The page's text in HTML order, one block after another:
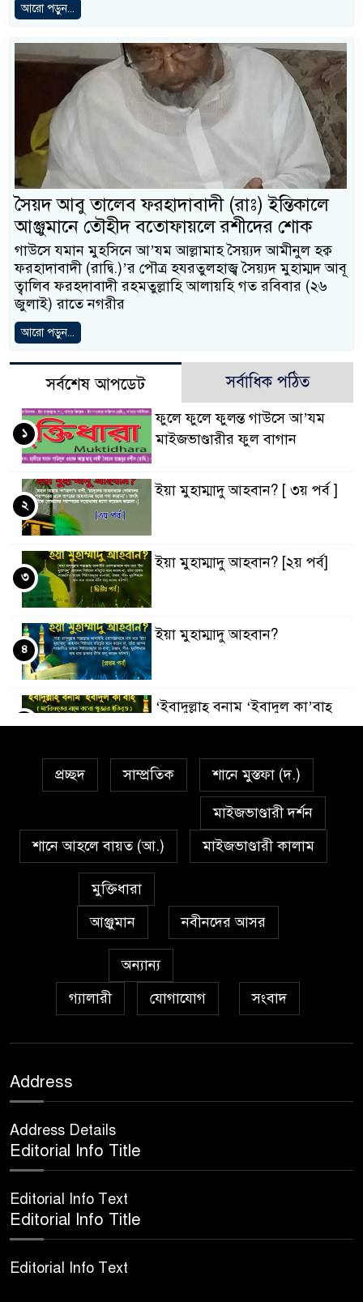
আরো পড়ুন...
সৈয়দ আবু তালেব ফরহাদাবাদী (রাঃ) ইন্তিকালে
আঞ্জুমানে তৌহীদ বতোফায়লে রশীদের শোক
গাউসে যমান মুহসিনে আ’যম আল্লামাহ সৈয়্যদ আমীনুল হক্ব
ফরহাদাবাদী (রাদ্বি.)’র পৌত্র হযরতুলহাজ্ব সৈয়্যদ মুহাম্মদ আবূ
ত্বালিব ফরহদাবাদী রহমতুল্লাহি আলায়হি গত রবিবার (২৬
‍জুলাই) রাতে নগরীর
আরো পড়ুন...
সর্বশেষ আপডেট সর্বাধিক পঠিত
ফুলে ফুলে ফুলন্ত গাউসে আ’যম
মাইজভাণ্ডারীর ফুল বাগান
১
ইয়া মুহাম্মাদু আহবান? [ ৩য় পর্ব ]
২
ইয়া মুহাম্মাদু আহবান? [২য় পর্ব]
৩
ইয়া মুহাম্মাদু আহবান?
৪
‘ইবাদুল্লাহ্ বনাম ‘ইবাদুল কা’বাহ্
সর্বকালের সব সমস্যার সমাধানের
একমাত্র উপায় মহানবী (দঃ) আদর্শ
প্রেমাস্পদের গলি
অঞ্চল ভিত্তিক জশনে জুলূসে ঈদে
মিলাদুন্নবী এর গুরুত্ব
আইয়ূবীদের গ্রীবায় মারওয়ানী
১০
‘উরসে পাক সম্পন্ন
প্রচ্ছদ সাম্প্রতিক শানে মুস্তফা (দ.)
শানে আহলে বায়ত (আ.)
মাইজভাণ্ডারী দর্শন
মাইজভাণ্ডারী কালাম
মুক্তিধারা
আঞ্জুমান
নবীনদের আসর
অন্যান্য
গ্যালারী
যোগাযোগ সংবাদ
Address
Address Details
Editorial Info Title
Editorial Info Text
Editorial Info Title
Editorial Info Text